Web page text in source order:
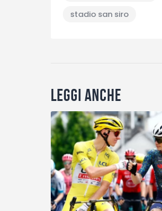
stadio san siro
Leggi anche